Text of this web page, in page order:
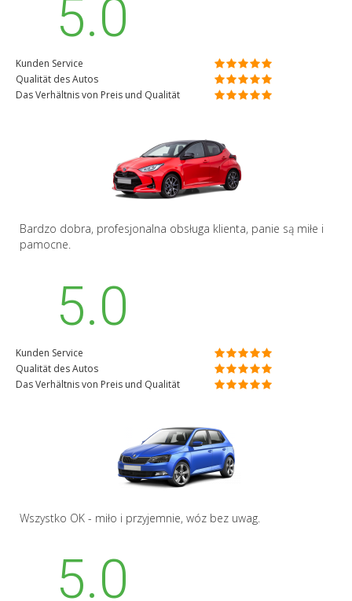
5.0
Kunden Service
Qualität des Autos
Das Verhältnis von Preis und Qualität
Bardzo dobra, profesjonalna obsługa klienta, panie są miłe i
pamocne.
5.0
Kunden Service
Qualität des Autos
Das Verhältnis von Preis und Qualität
Wszystko OK - miło i przyjemnie, wóz bez uwag.
5.0